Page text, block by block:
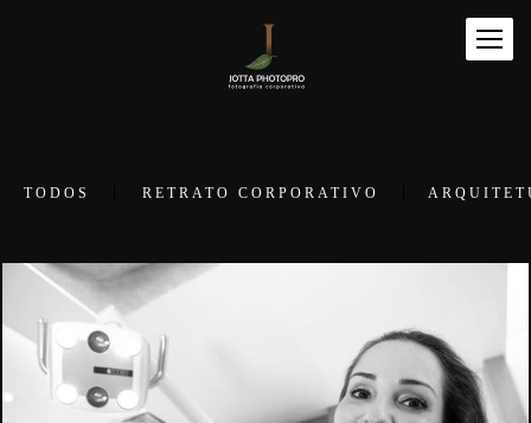
TODOS RETRATO CORPORATIVO